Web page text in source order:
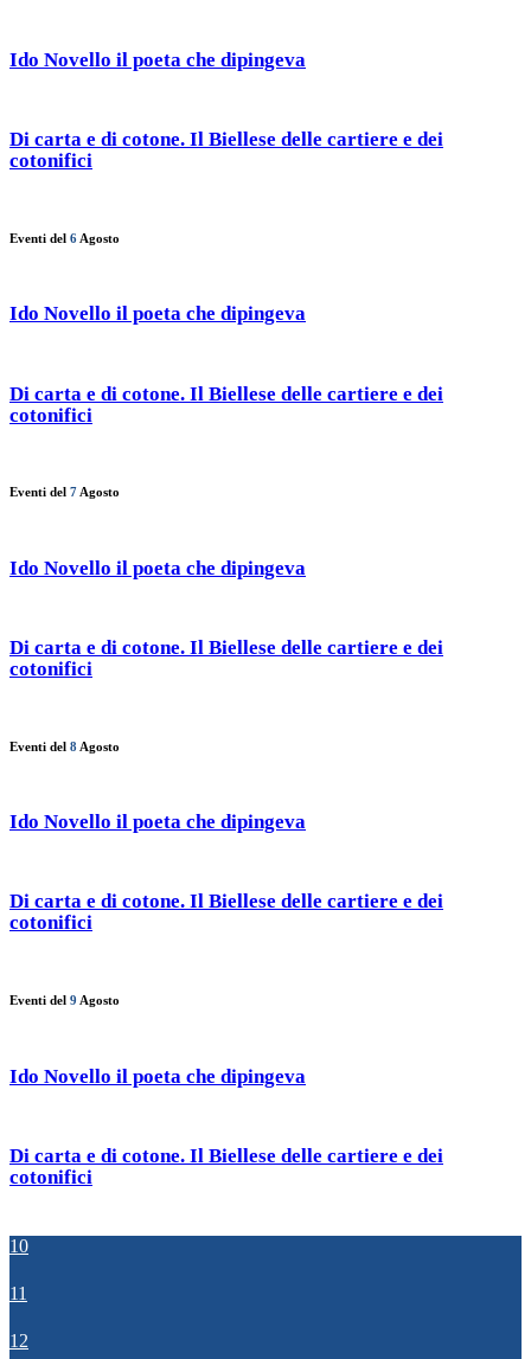
Ido Novello il poeta che dipingeva
Di carta e di cotone. Il Biellese delle cartiere e dei
cotonifici
Eventi del 6 Agosto
Ido Novello il poeta che dipingeva
Di carta e di cotone. Il Biellese delle cartiere e dei
cotonifici
Eventi del 7 Agosto
Ido Novello il poeta che dipingeva
Di carta e di cotone. Il Biellese delle cartiere e dei
cotonifici
Eventi del 8 Agosto
Ido Novello il poeta che dipingeva
Di carta e di cotone. Il Biellese delle cartiere e dei
cotonifici
Eventi del 9 Agosto
Ido Novello il poeta che dipingeva
Di carta e di cotone. Il Biellese delle cartiere e dei
cotonifici
10
11
12